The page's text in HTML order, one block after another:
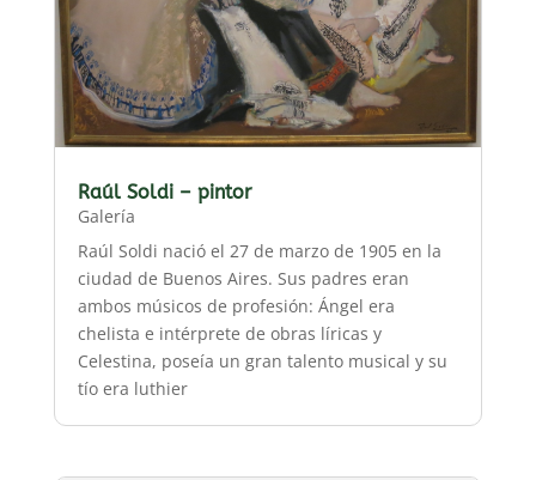
Raúl Soldi – pintor
Galería
Raúl Soldi nació el 27 de marzo de 1905 en la
ciudad de Buenos Aires. Sus padres eran
ambos músicos de profesión: Ángel era
chelista e intérprete de obras líricas y
Celestina, poseía un gran talento musical y su
tío era luthier